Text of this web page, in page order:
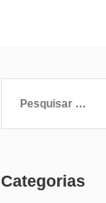
por:
Categorias